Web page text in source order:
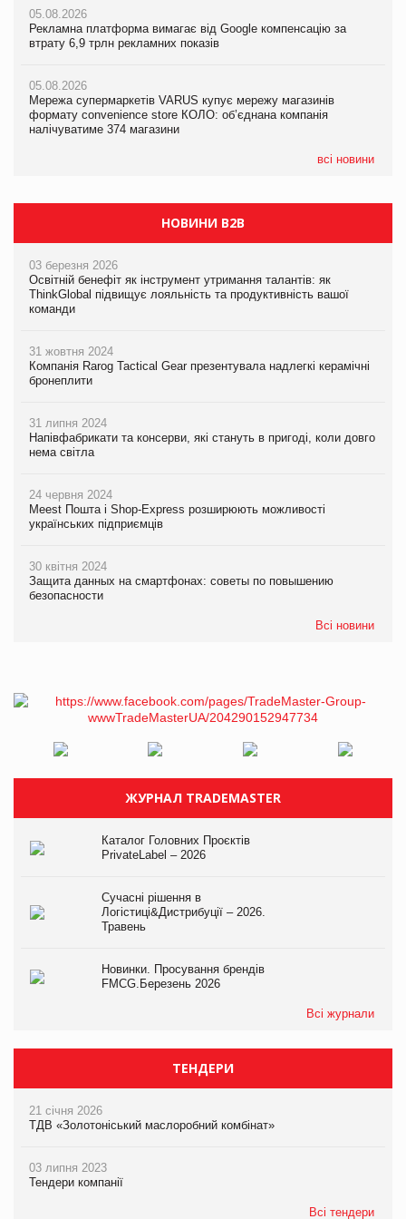
05.08.2026
Рекламна платформа вимагає від Google компенсацію за
втрату 6,9 трлн рекламних показів
05.08.2026
Мережа супермаркетів VARUS купує мережу магазинів
формату convenience store КОЛО: об’єднана компанія
налічуватиме 374 магазини
всі новини
05.08.2026
Сергій Лісунов про заморожені хлібобулочні вироби на
04.08.2026
Через атаку РФ у Дніпрі пошкоджено склад шоколаду
Millennium
05.08.2026
Рекламна платформа вимагає від Google компенсацію за
втрату 6,9 трлн рекламних показів
05.08.2026
Adidas витратила понад $1 млрд на маркетинг за квартал
НОВИНИ B2B
03 березня 2026
Освітній бенефіт як інструмент утримання талантів: як
ThinkGlobal підвищує лояльність та продуктивність вашої
команди
31 жовтня 2024
Компанія Rarog Tactical Gear презентувала надлегкі керамічні
бронеплити
31 липня 2024
Напівфабрикати та консерви, які стануть в пригоді, коли довго
нема світла
24 червня 2024
Meest Пошта і Shop-Express розширюють можливості
українських підприємців
30 квітня 2024
Защита данных на смартфонах: советы по повышению
безопасности
Всі новини
ЖУРНАЛ TRADEMASTER
Каталог Головних Проєктів
PrivateLabel – 2026
Сучасні рішення в
Логістиці&Дистрибуції – 2026.
Травень
Новинки. Просування брендів
FMCG.Березень 2026
Всі журнали
ТЕНДЕРИ
21 січня 2026
ТДВ «Золотоніський маслоробний комбінат»
03 липня 2023
Тендери компанії
Всі тендери